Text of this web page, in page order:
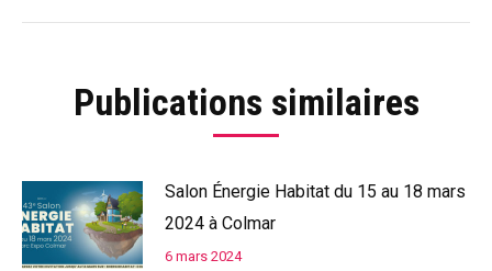
Publications similaires
Salon Énergie Habitat du 15 au 18 mars
2024 à Colmar
6 mars 2024